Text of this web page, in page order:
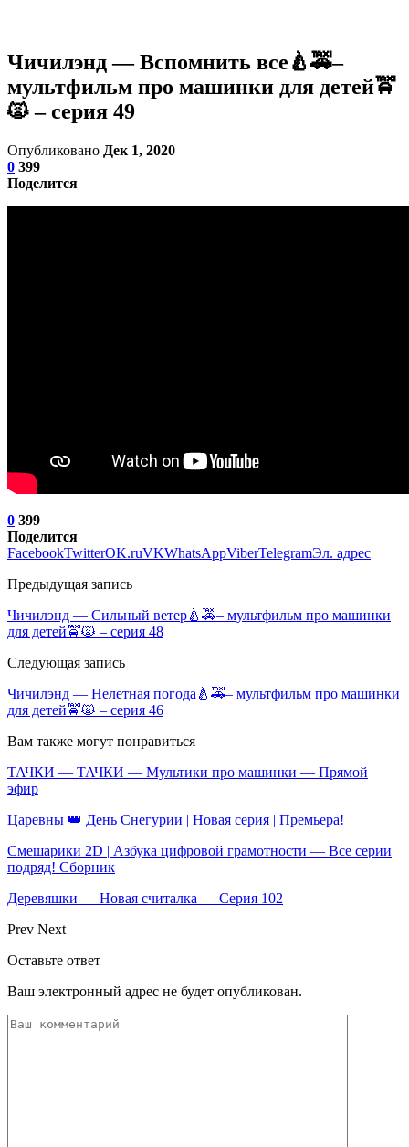
Чичилэнд — Вспомнить все🍐🚕–
мультфильм про машинки для детей🚖
🙀 – серия 49
Опубликовано Дек 1, 2020
0 399
Поделится
0 399
Поделится
FacebookTwitterOK.ruVKWhatsAppViberTelegramЭл. адрес
Предыдущая запись
Чичилэнд — Сильный ветер🍐🚕– мультфильм про машинки
для детей🚖🙀 – серия 48
Следующая запись
Чичилэнд — Нелетная погода🍐🚕– мультфильм про машинки
для детей🚖🙀 – серия 46
Вам также могут понравиться
ТАЧКИ — ТАЧКИ — Мультики про машинки — Прямой
эфир
Царевны 👑 День Снегурии | Новая серия | Премьера!
Смешарики 2D | Азбука цифровой грамотности — Все серии
подряд! Сборник
Деревяшки — Новая считалка — Серия 102
Prev Next
Оставьте ответ
Ваш электронный адрес не будет опубликован.